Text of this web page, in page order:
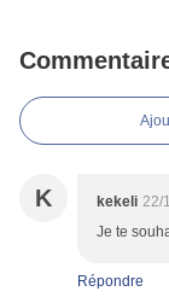
K kekeli 22/
Je te
Répondre